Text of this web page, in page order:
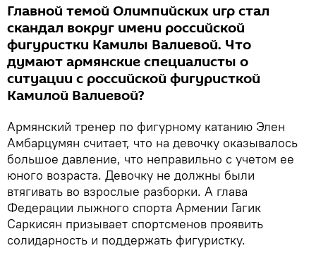
Главной темой Олимпийских игр стал
скандал вокруг имени российской
фигуристки Камилы Валиевой. Что
думают армянские специалисты о
ситуации с российской фигуристкой
Камилой Валиевой?
Армянский тренер по фигурному катанию Элен
Амбарцумян считает, что на девочку оказывалось
большое давление, что неправильно с учетом ее
юного возраста. Девочку не должны были
втягивать во взрослые разборки. А глава
Федерации лыжного спорта Армении Гагик
Саркисян призывает спортсменов проявить
солидарность и поддержать фигуристку.